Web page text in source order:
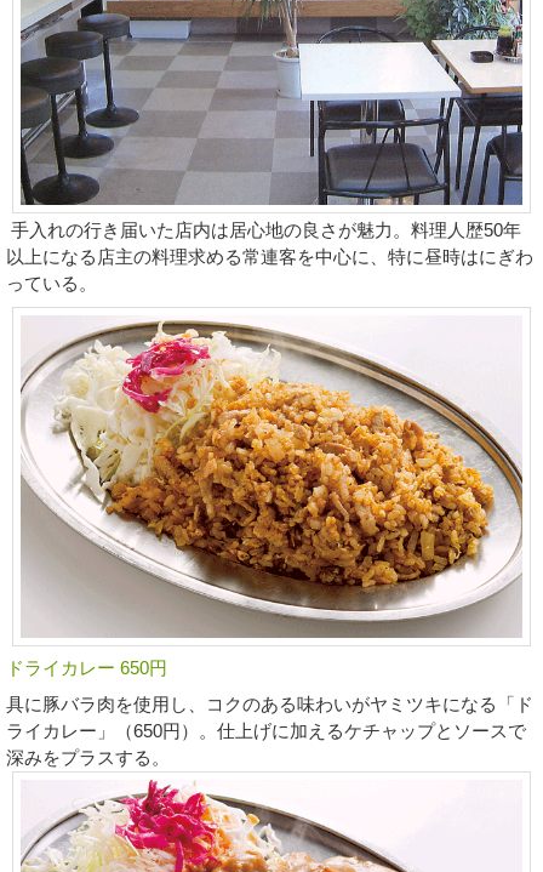
手入れの行き届いた店内は居心地の良さが魅力。料理人歴50年
以上になる店主の料理求める常連客を中心に、特に昼時はにぎわ
っている。
ドライカレー 650円
具に豚バラ肉を使用し、コクのある味わいがヤミツキになる「ド
ライカレー」（650円）。仕上げに加えるケチャップとソースで
深みをプラスする。